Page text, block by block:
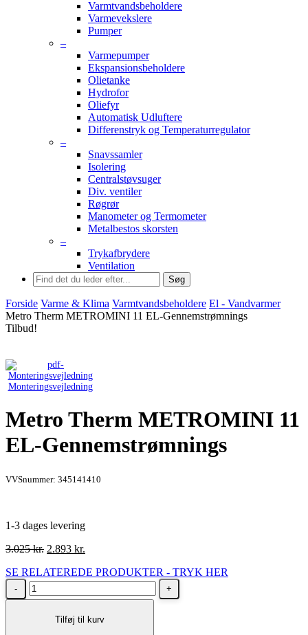
Varmtvandsbeholdere
Varmevekslere
Pumper
–
Varmepumper
Ekspansionsbeholdere
Olietanke
Hydrofor
Oliefyr
Automatisk Udluftere
Differenstryk og Temperaturregulator
–
Snavssamler
Isolering
Centralstøvsuger
Div. ventiler
Røgrør
Manometer og Termometer
Metalbestos skorsten
–
Trykafbrydere
Ventilation
Søg
Forside Varme & Klima Varmtvandsbeholdere El - Vandvarmer
Metro Therm METROMINI 11 EL-Gennemstrømnings
Tilbud!
Monteringsvejledning
Metro Therm METROMINI 11
EL-Gennemstrømnings
VVSnummer: 345141410
1-3 dages levering
3.025kr. Den
pris
var:
3.025 kr..
2.893 kr.
pris
er:
2.893 kr..
SE RELATEREDE PRODUKTER - TRYK HER
Metro
Therm
Tilføj til kurv